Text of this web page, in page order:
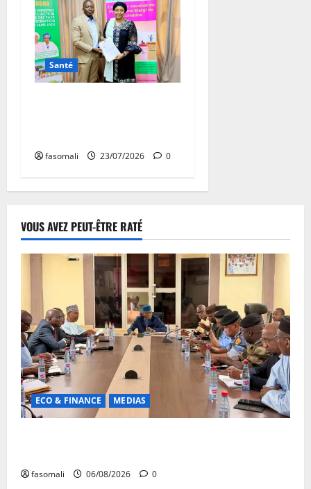
Santé
fasomali 23/07/2026 0
VOUS AVEZ PEUT-ÊTRE RATÉ
ECO & FINANCE MEDIAS
fasomali 06/08/2026 0